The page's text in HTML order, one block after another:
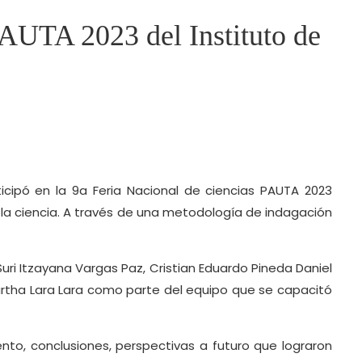
2023 del Instituto de
en la 9a Feria Nacional de ciencias PAUTA 2023
ciencia. A través de una metodología de indagación
Itzayana Vargas Paz, Cristian Eduardo Pineda Daniel
Lara Lara como parte del equipo que se capacitó
conclusiones, perspectivas a futuro que lograron